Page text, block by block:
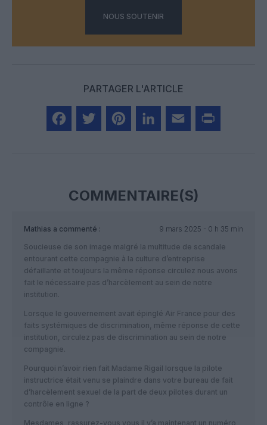
NOUS SOUTENIR
PARTAGER L'ARTICLE
COMMENTAIRE(S)
Mathias a commenté :
9 mars 2025 - 0 h 35 min
Soucieuse de son image malgré la multitude de scandale
entourant cette compagnie à la culture d’entreprise
défaillante et toujours la même réponse circulez nous avons
fait le nécessaire pas d’harcèlement au sein de notre
institution.
Lorsque le gouvernement avait épinglé Air France pour des
faits systémiques de discrimination, même réponse de cette
institution, circulez pas de discrimination au sein de notre
compagnie.
Pourquoi n’avoir rien fait Madame Rigail lorsque la pilote
instructrice était venu se plaindre dans votre bureau de fait
d’harcèlement sexuel de la part de deux pilotes durant un
contrôle en ligne ?
Mesdames, rassurez-vous vous il y’a maintenant un numéro